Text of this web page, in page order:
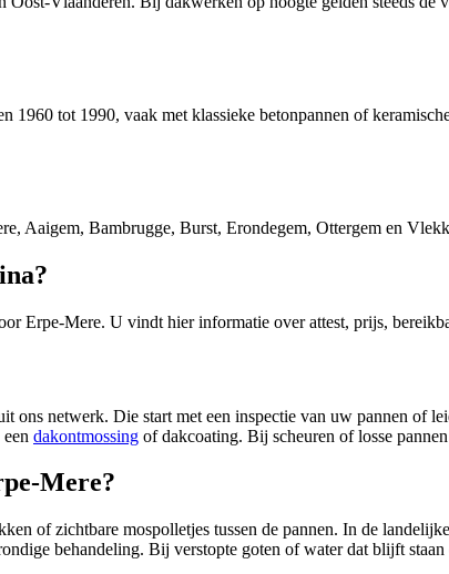
1960 tot 1990, vaak met klassieke betonpannen of
Aaigem, Bambrugge, Burst, Erondegem, Ottergem en
Erpe-Mere. U vindt hier informatie over attest, prijs,
ons netwerk. Die start met een inspectie van uw pannen of
dakontmossing of dakcoating. Bij scheuren of losse
Mere?
of zichtbare mospolletjes tussen de pannen. In de
behandeling. Bij verstopte goten of water dat blijft